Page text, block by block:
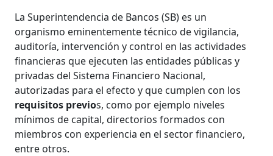
La Superintendencia de Bancos (SB) es un
organismo eminentemente técnico de vigilancia,
auditoría, intervención y control en las actividades
financieras que ejecuten las entidades públicas y
privadas del Sistema Financiero Nacional,
autorizadas para el efecto y que cumplen con los
requisitos previos, como por ejemplo niveles
mínimos de capital, directorios formados con
miembros con experiencia en el sector financiero,
entre otros.